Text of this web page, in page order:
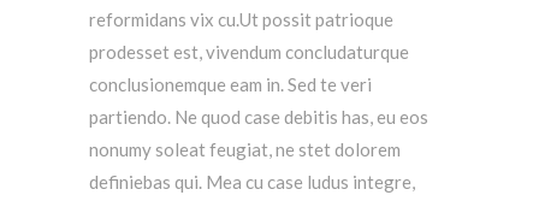
reformidans vix cu.Ut possit patrioque
prodesset est, vivendum concludaturque
conclusionemque eam in. Sed te veri
partiendo. Ne quod case debitis has, eu eos
nonumy soleat feugiat, ne stet dolorem
definiebas qui. Mea cu case ludus integre,